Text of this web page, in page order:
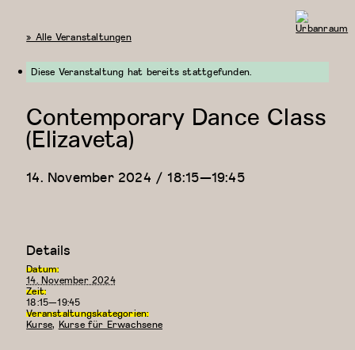
« Alle Veranstaltungen
Diese Veranstaltung hat bereits stattgefunden.
Contemporary Dance Class
(Elizaveta)
14. November 2024 / 18:15—19:45
Details
Datum:
14. November 2024
Zeit:
18:15—19:45
Veranstaltungskategorien:
Kurse, Kurse für Erwachsene